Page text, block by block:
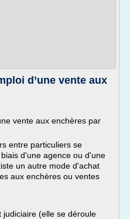
d’une vente aux
vente aux enchères par
entre particuliers se
d'une agence ou d'une
un autre mode d'achat
aux enchères ou ventes
judiciaire (elle se déroule